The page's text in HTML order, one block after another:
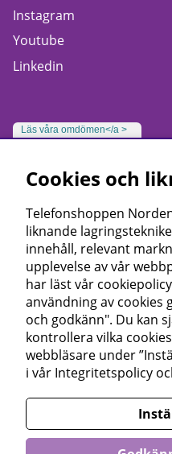
Instagram
Youtube
Linkedin
Läs våra omdömen</a >
Cookies och
Telefonshoppen
liknande
innehåll, relevant
upplevelse av vår
har läst vår
användning av cookies
och godkänn". Du kan
kontrollera vilka
webbläsare under
i vår Integritetspolicy